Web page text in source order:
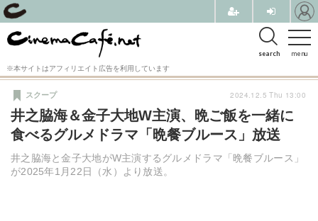
menu
search
※本サイトはアフィリエイト広告を利用しています
井之脇海＆金子大地W主演、晩ご飯を一緒に
食べるグルメドラマ「晩餐ブルース」放送
井之脇海と金子大地がW主演するグルメドラマ「晩餐ブルース」
が2025年1月22日（水）より放送。
スクープ 2024.12.5 Thu 13:00